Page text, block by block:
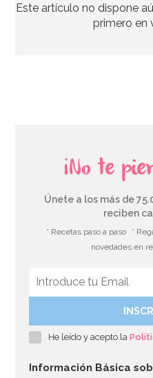
Stand con Ondas Rosa para
Este artículo no dispone
primero en
¡No te
Únete a los más de
reciben
* Recetas paso a paso *
novedades en
He leído y acepto la
Información Básica